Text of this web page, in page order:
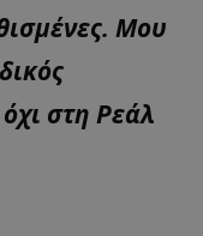
Μου
στη Ρεάλ